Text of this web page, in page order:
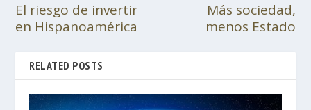
El riesgo de invertir
en Hispanoamérica
Más sociedad,
menos Estado
RELATED POSTS